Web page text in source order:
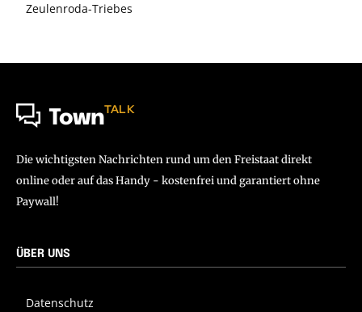
Zeulenroda-Triebes
TownTALK
Die wichtigsten Nachrichten rund um den Freistaat direkt
online oder auf das Handy - kostenfrei und garantiert ohne
Paywall!
ÜBER UNS
Datenschutz